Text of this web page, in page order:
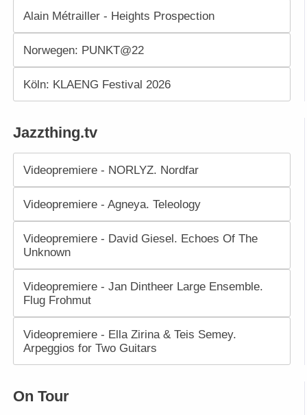
Alain Métrailler - Heights Prospection
Norwegen: PUNKT@22
Köln: KLAENG Festival 2026
Jazzthing.tv
Videopremiere - NORLYZ. Nordfar
Videopremiere - Agneya. Teleology
Videopremiere - David Giesel. Echoes Of The
Unknown
Videopremiere - Jan Dintheer Large Ensemble.
Flug Frohmut
Videopremiere - Ella Zirina & Teis Semey.
Arpeggios for Two Guitars
On Tour